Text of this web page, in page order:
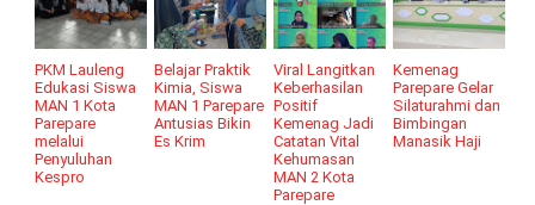
PKM Lauleng
Edukasi Siswa
MAN 1 Kota
Parepare
melalui
Penyuluhan
Kespro
Belajar Praktik
Kimia, Siswa
MAN 1 Parepare
Antusias Bikin
Es Krim
Viral Langitkan
Keberhasilan
Positif
Kemenag Jadi
Catatan Vital
Kehumasan
MAN 2 Kota
Parepare
Kemenag
Parepare Gelar
Silaturahmi dan
Bimbingan
Manasik Haji